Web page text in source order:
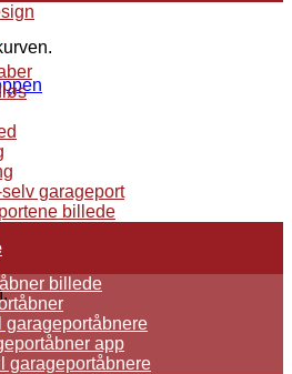
garageport
garageportåbnere
app
garageportåbnere